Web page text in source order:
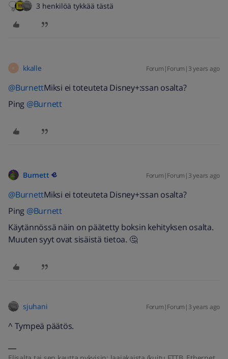
3 henkilöä tykkää tästä
K kkalle Forum|Forum|3 years ago
@BurnettMiksi ei toteuteta Disney+:ssan osalta?
Ping @Burnett
Burnett Forum|Forum|3 years ago
@BurnettMiksi ei toteuteta Disney+:ssan osalta?
Ping @Burnett
Käytännössä näin on päätetty boksin kehityksen osalta.
Muuten syyt ovat sisäistä tietoa. 🤔
sjuhani Forum|Forum|3 years ago
^ Tympeä päätös.